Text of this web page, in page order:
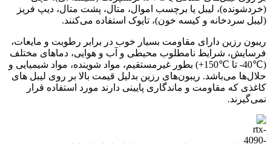
(خردشونده)، لیبل یا برچسب اموال، متال، پشت متال، دیپ فریز
(لیبل سردخانه و کیسه خون)، تایوک استفاده می‌کنند.
ریبون رزین دارای مقاومت بسیار خوب در برابر رطوبت و مایعات،
فرسایش، شرایط نامطلوب محیطی و آب و هوایی، دماهای مختلف
(℃40- تا ℃150+) بطور غیرمستقیم، مواد شوینده، مواد شیمیایی و
حلال‌ها می‌باشد. ریبون‌های رزین بدلیل قیمت بالا بر روی لیبل های
کاغذی که مقاومت و ماندگاری پایینی دارند مورد استفاده قرار
نمی‌گیرند.